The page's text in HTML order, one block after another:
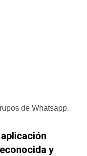
de Whatsapp.
y